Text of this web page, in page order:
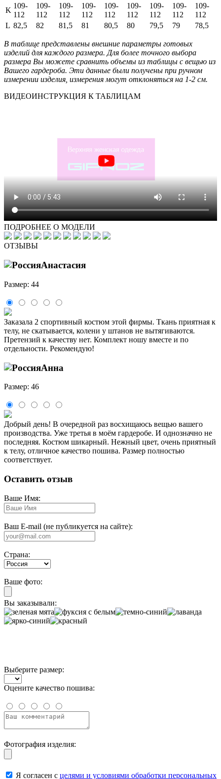
K
109-
112
109-
112
109-
112
109-
112
109-
112
109-
112
109-
112
109-
112
109-
112
L 82,5 82 81,5 81 80,5 80 79,5 79 78,5
В таблице представлены внешние параметры готовых
изделий для каждого размера. Для более точного выбора
размера Вы можете сравнить объемы из таблицы с вещью из
Вашего гардероба. Эти данные были получены при ручном
измерении изделия, измерения могут отклоняться на 1-2 см.
ВИДЕОИНСТРУКЦИЯ К ТАБЛИЦАМ
ПОДРОБНЕЕ О МОДЕЛИ
ОТЗЫВЫ
Анастасия
Размер: 44
Заказала 2 спортивный костюм этой фирмы. Ткань приятная к
телу, не скатывается, колени у штанов не вытягиваются.
Претензий к качеству нет. Комплект ношу вместе и по
отдельности. Рекомендую!
Анна
Размер: 46
Добрый день! В очередной раз восхищаюсь вещью вашего
производства. Уже третья в моём гардеробе. И однозначно не
последняя. Костюм шикарный. Нежный цвет, очень приятный
к телу, отличное качество пошива. Размер полностью
соответствует.
Оставить отзыв
Ваше Имя:
Ваш E-mail (не публикуется на сайте):
Страна:
Ваше фото:
Вы заказывали:
Выберите размер:
Оцените качество пошива:
Фотография изделия:
Я согласен с целями и условиями обработки персональных